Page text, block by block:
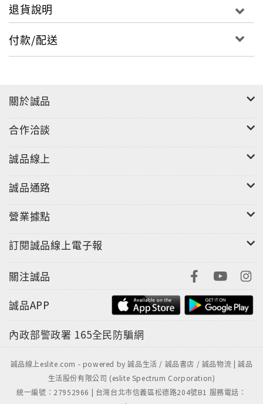
退貨說明
付款/配送
關於誠品
合作洽談
誠品線上
誠品通路
營業據點
訂閱誠品線上電子報
關注誠品
誠品APP
內政部警政署 165全民防騙網
誠品線上eslite.com - powered by 誠品生活 / 誠品書店 / 誠品物流 | 誠品
生活股份有限公司 (eslite Spectrum Corporation)
統一編號：27952966 | 台灣台北市信義區松德路204號B1 服務電話：